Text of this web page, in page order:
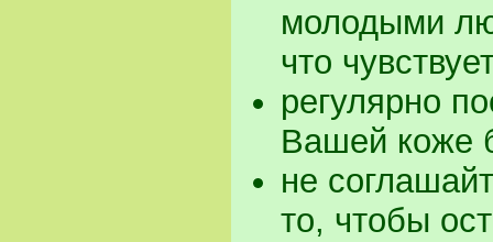
молодыми
что
регулярно
Вашей коже
не
то, чтобы